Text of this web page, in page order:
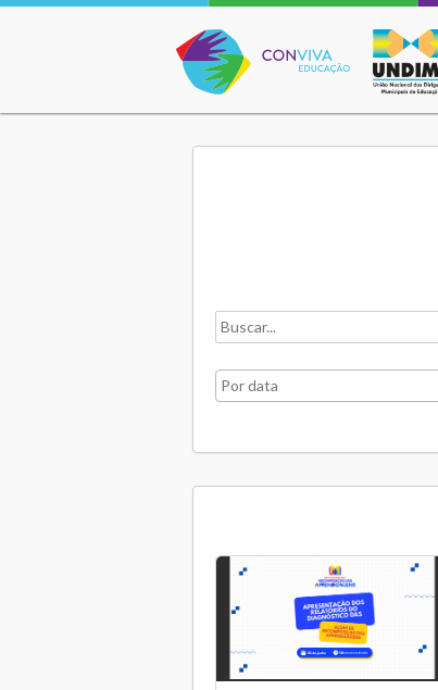
Conviva Educação